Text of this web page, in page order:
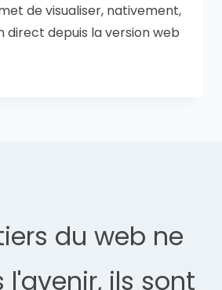
de visualiser, nativement,
direct depuis la version web
du web ne
ils sont